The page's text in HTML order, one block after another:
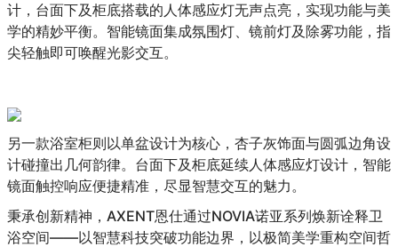
计，台面下及柜底搭载的人体感应灯无声点亮，实现功能与美
学的精妙平衡。智能镜面集成氛围灯、镜前灯及除雾功能，指
尖轻触即可唤醒光影交互。
另一款浴室柜则以单盆设计为核心，杏子灰饰面与圆弧边角设
计碰撞出几何韵律。台面下及柜底延续人体感应灯设计，智能
镜面触控响应便捷精准，尽显智慧交互的魅力。
秉承创新精神，AXENT恩仕通过NOVIA诺亚系列焕新诠释卫
浴空间——以智慧科技突破功能边界，以极简美学重构空间哲